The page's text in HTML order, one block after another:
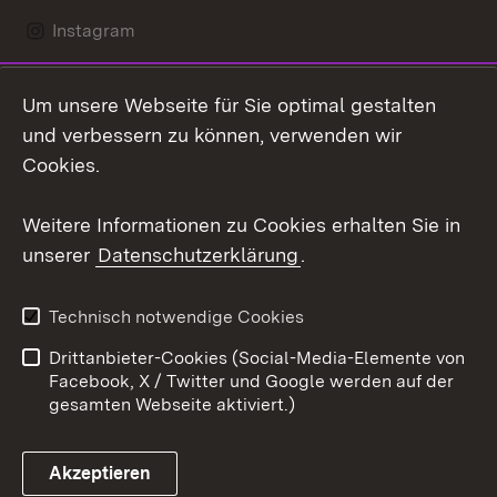
Instagram
Mastodon
Youtube
Link zum Landesportal
Kontakt
Datenschutz
Barrierefreiheit
Impressum Cookies
Um unsere Webseite für Sie optimal gestalten
und verbessern zu können, verwenden wir
Cookies.
Weitere Informationen zu Cookies erhalten Sie in
unserer Datenschutzerklärung.
Technisch notwendige Cookies
Drittanbieter-Cookies (Social-Media-Elemente von
Facebook, X / Twitter und Google werden auf der
gesamten Webseite aktiviert.)
Akzeptieren